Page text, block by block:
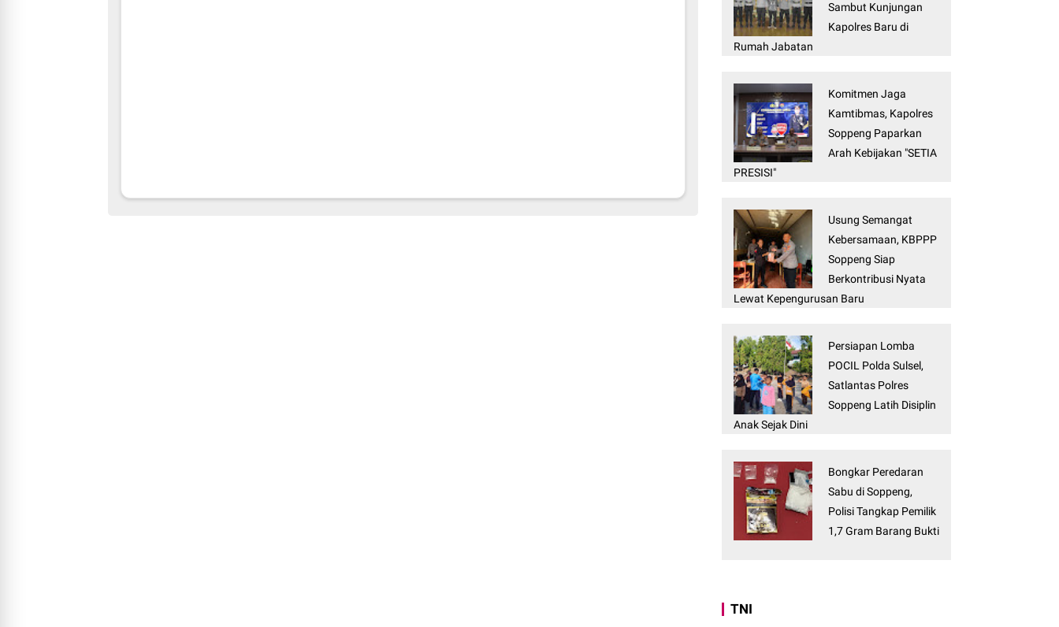
Sambut Kunjungan
Kapolres Baru di
Rumah Jabatan
Komitmen Jaga
Kamtibmas, Kapolres
Soppeng Paparkan
Arah Kebijakan "SETIA
PRESISI"
Usung Semangat
Kebersamaan, KBPPP
Soppeng Siap
Berkontribusi Nyata
Lewat Kepengurusan Baru
Persiapan Lomba
POCIL Polda Sulsel,
Satlantas Polres
Soppeng Latih Disiplin
Anak Sejak Dini
Bongkar Peredaran
Sabu di Soppeng,
Polisi Tangkap Pemilik
1,7 Gram Barang Bukti
TNI